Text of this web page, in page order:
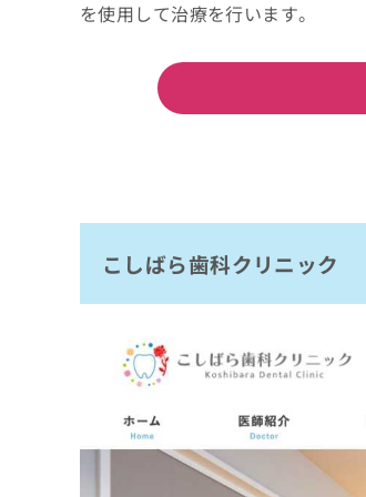
を使用して治療を行います。
こしばら歯科クリニック